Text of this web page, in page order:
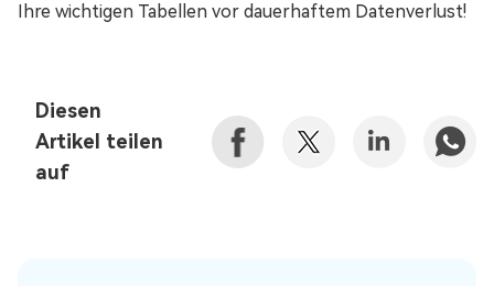
Ihre wichtigen Tabellen vor dauerhaftem Datenverlust!
Diesen
Artikel teilen
auf